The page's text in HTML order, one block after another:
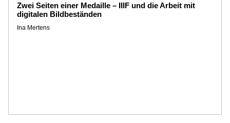
Zwei Seiten einer Medaille – IIIF und die Arbeit mit
digitalen Bildbeständen
Ina Mertens